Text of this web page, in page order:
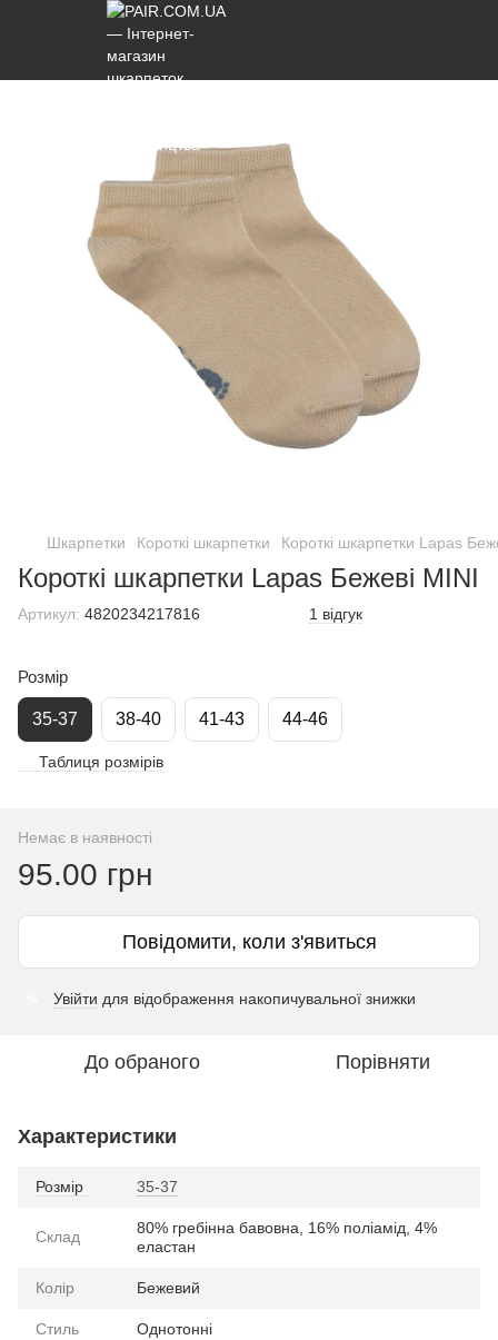
Шкарпетки Короткі шкарпетки Короткі шкарпетки Lapas
Короткі шкарпетки Lapas Бежеві MINI
Артикул: 4820234217816 1 відгук
Розмір
35-37 38-40 41-43 44-46
Таблиця розмірів
Немає в наявності
95.00 грн
Повідомити, коли з'явиться
Увійти для відображення накопичувальної знижки
До обраного Порівняти
Характеристики
Розмір 35-37
Склад
80% гребінна бавовна, 16% поліамід, 4%
еластан
Колір Бежевий
Стиль Однотонні